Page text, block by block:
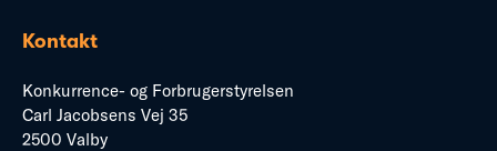
Kontakt
Konkurrence- og Forbrugerstyrelsen
Carl Jacobsens Vej 35
2500 Valby